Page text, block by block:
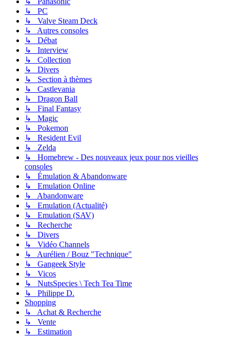
↳ PC
↳ Valve Steam Deck
↳ Autres consoles
↳ Débat
↳ Interview
↳ Collection
↳ Divers
↳ Section à thèmes
↳ Castlevania
↳ Dragon Ball
↳ Final Fantasy
↳ Magic
↳ Pokemon
↳ Resident Evil
↳ Zelda
↳ Homebrew - Des nouveaux jeux pour nos vieilles
consoles
↳ Émulation & Abandonware
↳ Emulation Online
↳ Abandonware
↳ Emulation (Actualité)
↳ Emulation (SAV)
↳ Recherche
↳ Divers
↳ Vidéo Channels
↳ Aurélien / Bouz "Technique"
↳ Gangeek Style
↳ Vicos
↳ NutsSpecies \ Tech Tea Time
↳ Philippe D.
Shopping
↳ Achat & Recherche
↳ Vente
↳ Estimation